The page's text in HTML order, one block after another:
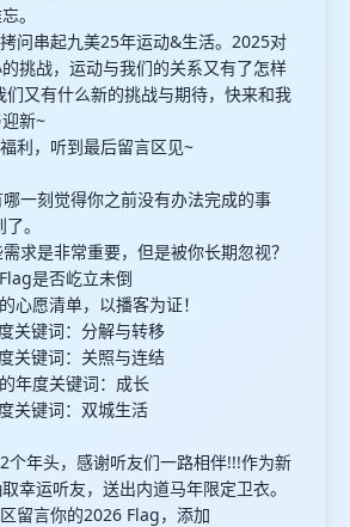
。
问串起九美25年运动&生活。2025对
挑战，运动与我们的关系又有了怎样
们又有什么新的挑战与期待，快来和我
新~
利，听到最后留言区见~
一刻觉得你之前没有办法完成的事
。
求是非常重要，但是被你长期忽视？
是否屹立未倒
心愿清单，以播客为证！
关键词：分解与转移
关键词：关照与连结
年度关键词：成长
关键词：双城生活
个年头，感谢听友们一路相伴!!!作为新
幸运听友，送出内道马年限定卫衣。
留言你的2026 Flag，添加